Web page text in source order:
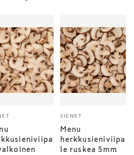
SIENET
Menu
herkkusieniviipa
le ruskea 5mm